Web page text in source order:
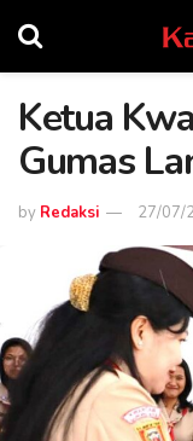
Ketua
Gumas
by Redaksi 27/07/